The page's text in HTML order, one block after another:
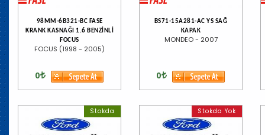
98MM-6B321-BC FASE
KRANK KASNAĞI 1.6 BENZİNLİ
FOCUS
FOCUS (1998 - 2005)
0
BS71-15A281-AC YS SAĞ
KAPAK
MONDEO - 2007
0
Stokda Stokda Yok